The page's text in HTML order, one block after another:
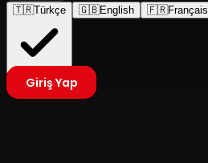
🇹🇷Türkçe 🇬🇧English 🇫🇷Français
Giriş Yap